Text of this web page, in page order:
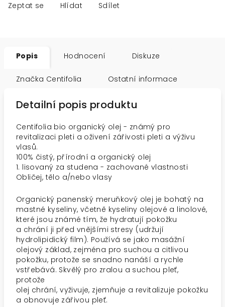
Zeptat se Hlídat Sdílet
Popis Hodnocení Diskuze
Značka Centifolia Ostatní informace
Detailní popis produktu
Centifolia bio organický olej - známý pro
revitalizaci pleti a oživení zářivosti pleti a výživu
vlasů.
100% čistý, přírodní a organický olej
1. lisovaný za studena - zachované vlastnosti
Obličej, tělo a/nebo vlasy
Organický panenský meruňkový olej je bohatý na
mastné kyseliny, včetně kyseliny olejové a linolové,
které jsou známé tím, že hydratují pokožku
a chrání ji před vnějšími stresy (udržují
hydrolipidický film). Používá se jako masážní
olejový základ, zejména pro suchou a citlivou
pokožku, protože se snadno nanáší a rychle
vstřebává. Skvělý pro zralou a suchou pleť,
protože
olej chrání, vyživuje, zjemňuje a revitalizuje pokožku
a obnovuje zářivou pleť.